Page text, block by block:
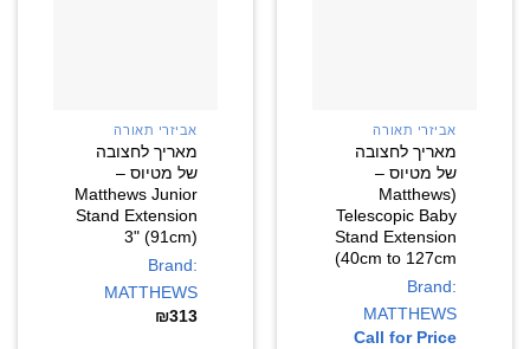
אביזרי תאורה
מאריך לחצובה
של מטיוס –
(Matthews
Telescopic Baby
Stand Extension
(40cm to 127cm
Brand:
MATTHEWS
Call for Price
אביזרי תאורה
מאריך לחצובה
של מטיוס –
Matthews Junior
Stand Extension
3" (91cm)
Brand:
MATTHEWS
₪313